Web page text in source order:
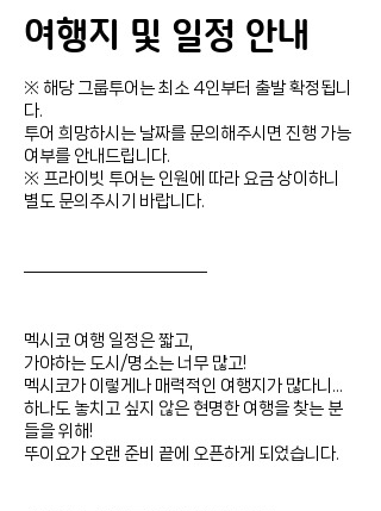
※ 해당 그룹투어는 최소 4인부터 출발 확정됩니
다.
투어 희망하시는 날짜를 문의해주시면 진행 가능
여부를 안내드립니다.
※ 프라이빗 투어는 인원에 따라 요금 상이하니
별도 문의주시기 바랍니다.
―――――――――――
멕시코 여행 일정은 짧고,
가야하는 도시/명소는 너무 많고!
멕시코가 이렇게나 매력적인 여행지가 많다니...
하나도 놓치고 싶지 않은 현명한 여행을 찾는 분
들을 위해!
뚜이요가 오랜 준비 끝에 오픈하게 되었습니다.
여행지 및 일정 안내